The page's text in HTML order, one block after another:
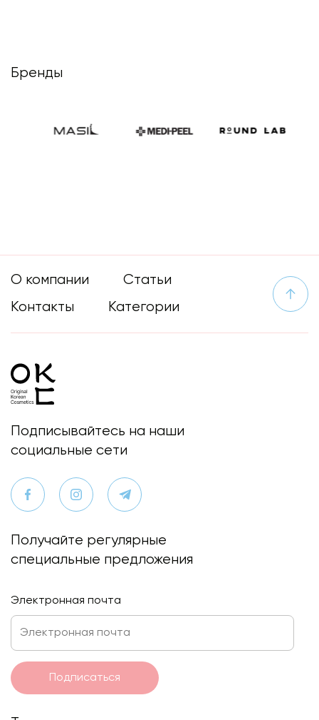
Бренды
О компании
Статьи
Контакты
Категории
Подписывайтесь на наши
социальные сети
Получайте регулярные
специальные предложения
Электронная почта
Подписаться